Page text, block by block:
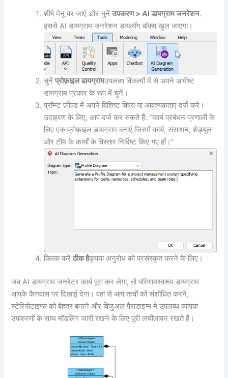
शीर्ष मेनू पर जाएं और चुनेंउपकरण > AI डायग्राम जनरेशन.
इससे AI डायग्राम जनरेशन डायलॉग बॉक्स खुल जाएगा।
चुनेंप्रोफ़ाइल डायग्रामउपलब्ध विकल्पों में से अपने अभीष्ट
डायग्राम प्रकार के रूप में चुनें।
प्रॉम्प्ट फ़ील्ड में अपने विशिष्ट विषय या आवश्यकताएं दर्ज करें।
उदाहरण के लिए, आप दर्ज कर सकते हैं: “कार्य प्रबंधन प्रणाली के
लिए एक प्रोफ़ाइल डायग्राम बनाएं जिसमें कार्य, संसाधन, शेड्यूल
और टीम के कार्यों के विस्तार निर्दिष्ट किए गए हों।”
क्लिक करेंठीक हैकृपया अनुरोध को प्रसंस्कृत करने के लिए।
जब AI डायग्राम जनरेटर कार्य पूरा कर लेगा, तो परिणामस्वरूप डायग्राम
आपके कैनवास पर दिखाई देगा। वहां से आप तत्वों को संशोधित करने,
स्टेरियोटाइप्स को बेहतर बनाने और विजुअल पैराडाइग्म में उपलब्ध व्यापक
उपकरणों के साथ मॉडलिंग जारी रखने के लिए पूरी लचीलापन रखते हैं।